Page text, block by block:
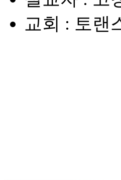
교회 : 토랜